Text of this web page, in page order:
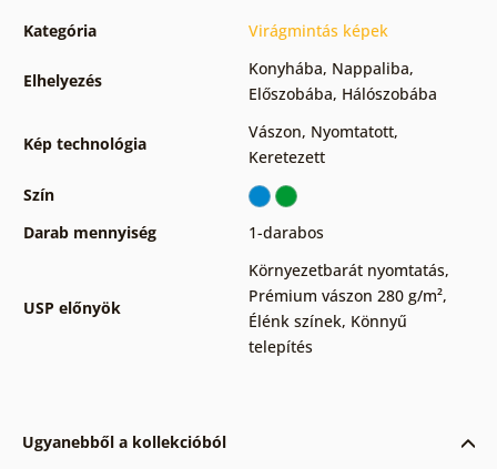
Kategória Virágmintás képek
Elhelyezés
Konyhába, Nappaliba,
Előszobába, Hálószobába
Kép technológia
Vászon, Nyomtatott,
Keretezett
Szín
Darab mennyiség
1-darabos
USP előnyök
Környezetbarát nyomtatás,
Prémium vászon 280 g/m²,
Élénk színek, Könnyű
telepítés
Ugyanebből a kollekcióból